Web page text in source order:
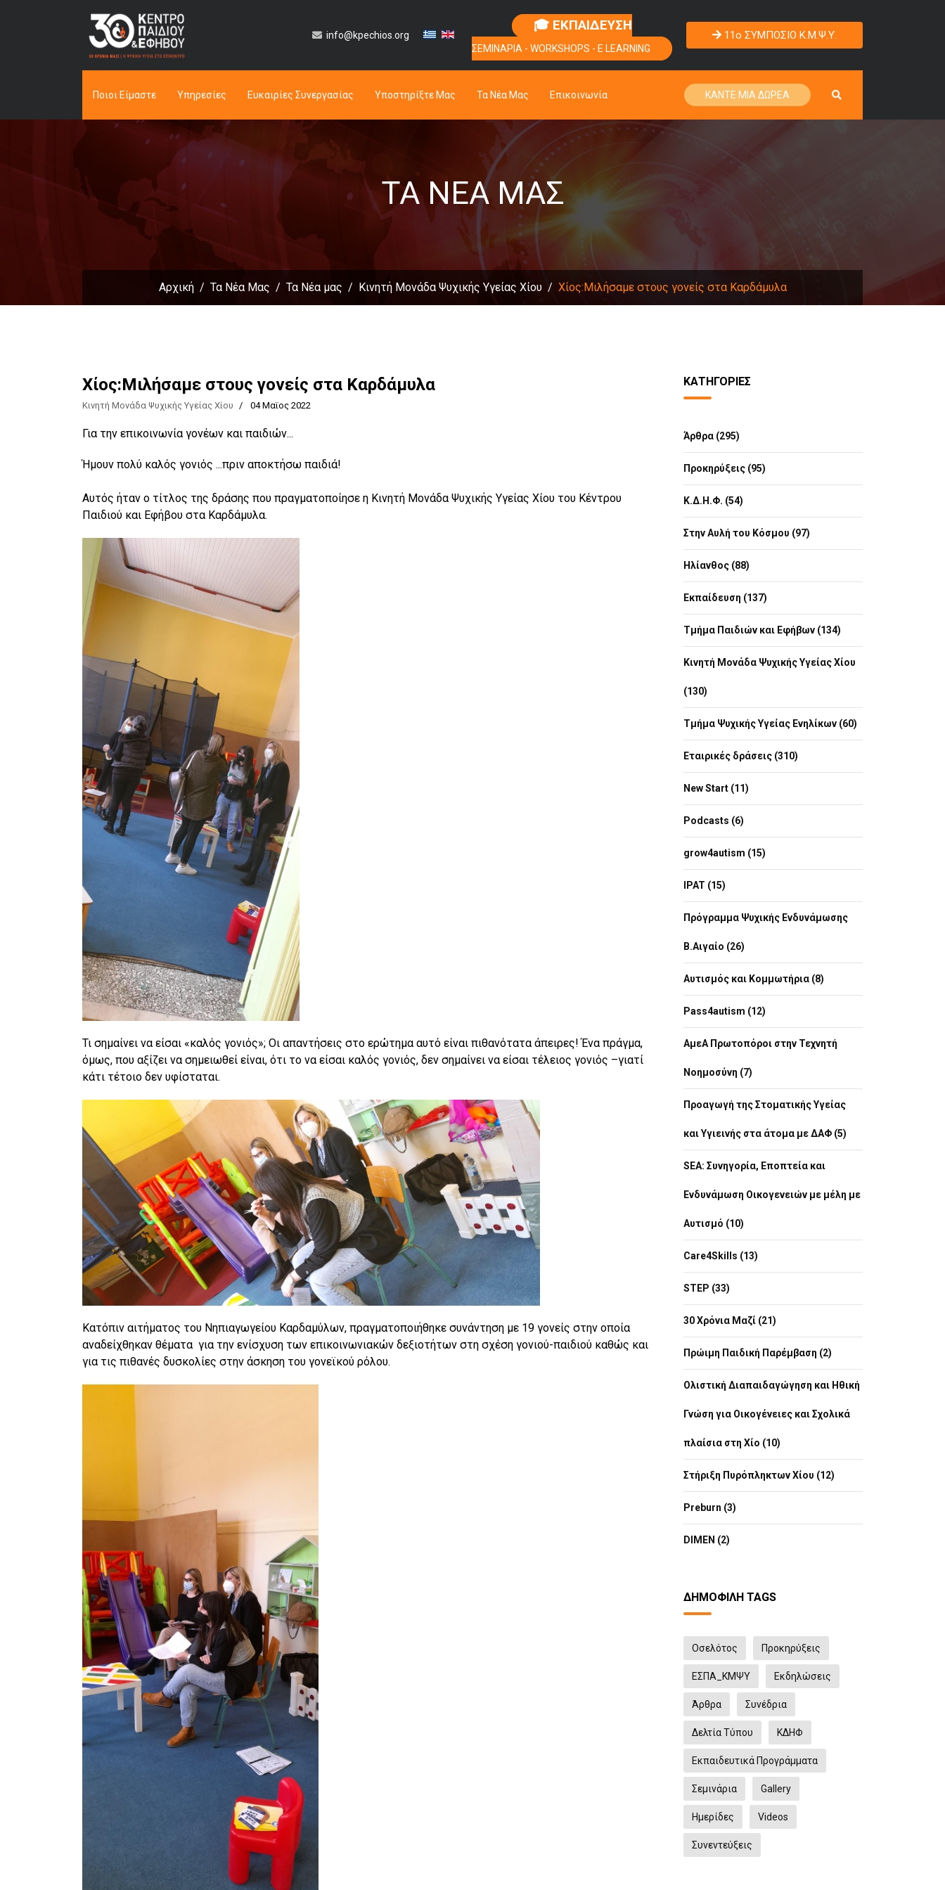
info@kpechios.org
🎓 ΕΚΠΑΙΔΕΥΣΗ
ΣΕΜΙΝΑΡΙΑ - WORKSHOPS - E LEARNING
11o ΣΥΜΠΟΣΙΟ Κ.Μ.Ψ.Υ.
ΚΑΝΤΕ ΜΙΑ ΔΩΡΕΑ
Ποιοι Είμαστε Υπηρεσίες Ευκαιρίες Συνεργασίας Υποστηρίξτε Μας Τα Νέα Μας Επικοινωνία
ΤΑ ΝΈΑ ΜΑΣ
Αρχική Τα Νέα Μας Τα Νέα μας Κινητή Μονάδα Ψυχικής Υγείας Χίου Χίος:Μιλήσαμε στους γονείς στα Καρδάμυλα
Χίος:Μιλήσαμε στους γονείς στα Καρδάμυλα
Κινητή Μονάδα Ψυχικής Υγείας Χίου 04 Μαϊος 2022
Για την επικοινωνία γονέων και παιδιών...
Ήμουν πολύ καλός γονιός ...πριν αποκτήσω παιδιά!
Αυτός ήταν ο τίτλος της δράσης που πραγματοποίησε η Κινητή Μονάδα Ψυχικής Υγείας Χίου του Κέντρου
Παιδιού και Εφήβου στα Καρδάμυλα.
Τι σημαίνει να είσαι «καλός γονιός»; Οι απαντήσεις στο ερώτημα αυτό είναι πιθανότατα άπειρες! Ένα πράγμα,
όμως, που αξίζει να σημειωθεί είναι, ότι το να είσαι καλός γονιός, δεν σημαίνει να είσαι τέλειος γονιός –γιατί
κάτι τέτοιο δεν υφίσταται.
Κατόπιν αιτήματος του Νηπιαγωγείου Καρδαμύλων, πραγματοποιήθηκε συνάντηση με 19 γονείς στην οποία
αναδείχθηκαν θέματα για την ενίσχυση των επικοινωνιακών δεξιοτήτων στη σχέση γονιού-παιδιού καθώς και
για τις πιθανές δυσκολίες στην άσκηση του γονεϊκού ρόλου.
ΚΑΤΗΓΟΡΊΕΣ
Άρθρα (295)
Προκηρύξεις (95)
Κ.Δ.Η.Φ. (54)
Στην Αυλή του Κόσμου (97)
Ηλίανθος (88)
Εκπαίδευση (137)
Τμήμα Παιδιών και Εφήβων (134)
Κινητή Μονάδα Ψυχικής Υγείας Χίου
(130)
Τμήμα Ψυχικής Υγείας Ενηλίκων (60)
Εταιρικές δράσεις (310)
New Start (11)
Podcasts (6)
grow4autism (15)
IPAT (15)
Πρόγραμμα Ψυχικής Ενδυνάμωσης
Β.Αιγαίο (26)
Αυτισμός και Κομμωτήρια (8)
Pass4autism (12)
ΑμεΑ Πρωτοπόροι στην Τεχνητή
Νοημοσύνη (7)
Προαγωγή της Στοματικής Υγείας
και Υγιεινής στα άτομα με ΔΑΦ (5)
SEA: Συνηγορία, Εποπτεία και
Ενδυνάμωση Οικογενειών με μέλη με
Αυτισμό (10)
Care4Skills (13)
STEP (33)
30 Χρόνια Μαζί (21)
Πρώιμη Παιδική Παρέμβαση (2)
Ολιστική Διαπαιδαγώγηση και Ηθική
Γνώση για Οικογένειες και Σχολικά
πλαίσια στη Χίο (10)
Στήριξη Πυρόπληκτων Χίου (12)
Preburn (3)
DIMEN (2)
ΔΗΜΟΦΙΛΉ TAGS
Οσελότος Προκηρύξεις
ΕΣΠΑ_ΚΜΨΥ Eκδηλώσεις
Άρθρα Συνέδρια
Δελτία Τύπου ΚΔΗΦ
Εκπαιδευτικά Προγράμματα
Σεμινάρια Gallery
Ημερίδες Videos
Συνεντεύξεις